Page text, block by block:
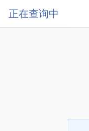
正在查询中